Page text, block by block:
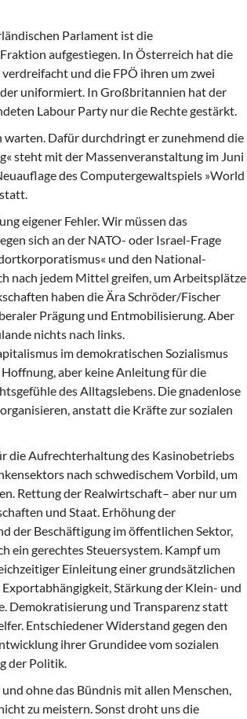
Parlament ist die
aufgestiegen. In Österreich hat die
und die FPÖ ihren um zwei
uniformiert. In Großbritannien hat der
Labour Party nur die Rechte gestärkt.
warten. Dafür durchdringt er zunehmend die
steht mit der Massenveranstaltung im Juni
des Computergewaltspiels »World
eigener Fehler. Wir müssen das
sich an der NATO- oder Israel-Frage
und den National-
nach jedem Mittel greifen, um Arbeitsplätze
haben die Ära Schröder/Fischer
Prägung und Entmobilisierung. Aber
nichts nach links.
im demokratischen Sozialismus
aber keine Anleitung für die
des Alltagslebens. Die gnadenlose
anstatt die Kräfte zur sozialen
die Aufrechterhaltung des Kasinobetriebs
nach schwedischem Vorbild, um
Rettung der Realwirtschaft– aber nur um
und Staat. Erhöhung der
der Beschäftigung im öffentlichen Sektor,
ein gerechtes Steuersystem. Kampf um
Einleitung einer grundsätzlichen
Stärkung der Klein- und
Demokratisierung und Transparenz statt
Entschiedener Widerstand gegen den
ihrer Grundidee vom sozialen
der Politik.
ohne das Bündnis mit allen Menschen,
zu meistern. Sonst droht uns die